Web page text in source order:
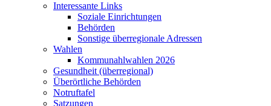
Interessante Links
Soziale Einrichtungen
Behörden
Sonstige überregionale Adressen
Wahlen
Kommunahlwahlen 2026
Gesundheit (überregional)
Überörtliche Behörden
Notruftafel
Satzungen